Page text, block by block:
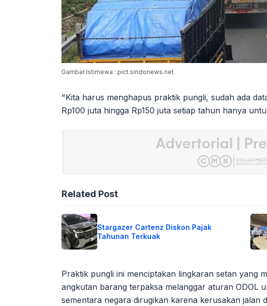
Gambar Istimewa : pict.sindonews.net
"Kita harus menghapus praktik pungli, sudah ada
Rp100 juta hingga Rp150 juta setiap tahun hanya
Related Post
Stargazer Cartenz Diskon Pajak
Tahunan Terkuak
Praktik pungli ini menciptakan lingkaran setan yang
angkutan barang terpaksa melanggar aturan ODOL
sementara negara dirugikan karena kerusakan jalan